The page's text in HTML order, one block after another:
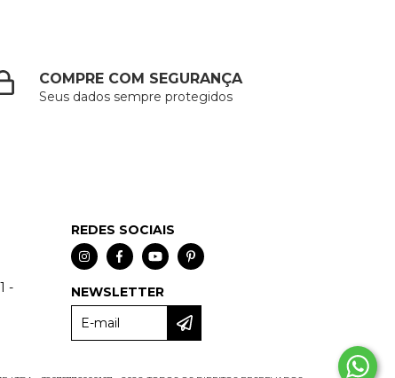
COMPRE COM SEGURANÇA
Seus dados sempre protegidos
-
REDES SOCIAIS
NEWSLETTER